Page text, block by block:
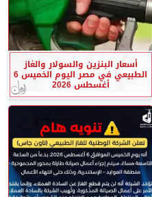
أسعار البنزين والسولار والغاز
الطبيعي في مصر اليوم الخميس 6
أغسطس 2026